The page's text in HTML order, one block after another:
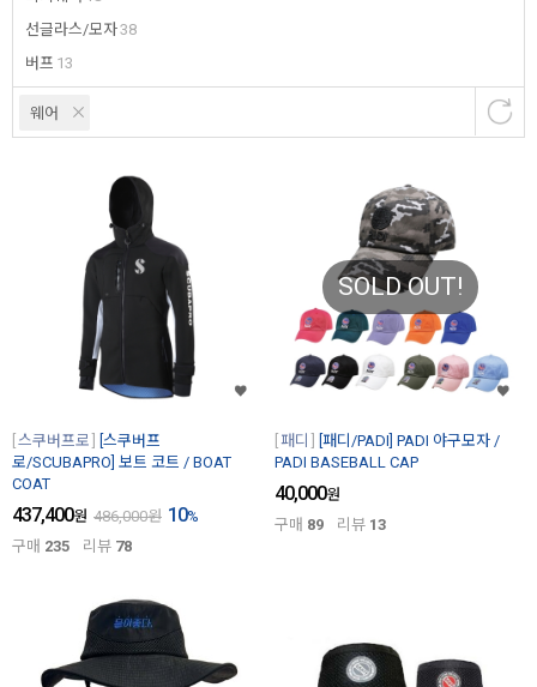
선글라스/모자38
버프 13
웨어
스쿠버프로
[스쿠버프
로/SCUBAPRO] 보트 코트 / BOAT
COAT
437,400원 486,000원 10%
구매 235 리뷰 78
SOLD OUT!
패디
[패디/PADI] PADI 야구모자 /
PADI BASEBALL CAP
40,000원
구매 89 리뷰 13